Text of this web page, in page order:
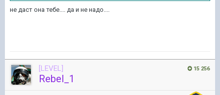
не даст она тебе.... да и не надо....
15 256
[LEVEL]
Rebel_1